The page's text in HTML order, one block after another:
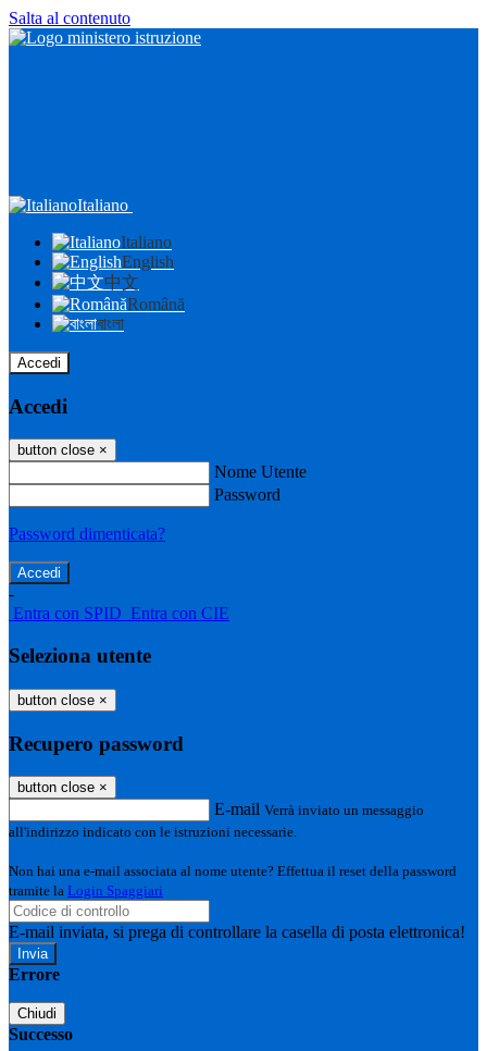
Salta al contenuto
Italiano
Italiano
English
中文
Română
বাংলা
Accedi
Accedi
button close ×
Nome Utente
Password
Password dimenticata?
-
Entra con SPID Entra con CIE
Seleziona utente
button close ×
Recupero password
button close ×
E-mail Verrà inviato un messaggio
all'indirizzo indicato con le istruzioni necessarie.
Non hai una e-mail associata al nome utente? Effettua il reset della password
tramite la Login Spaggiari
E-mail inviata, si prega di controllare la casella di posta elettronica!
Errore
Chiudi
Successo